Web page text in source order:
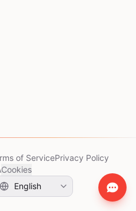
of ServicePrivacy Policy
Cookies